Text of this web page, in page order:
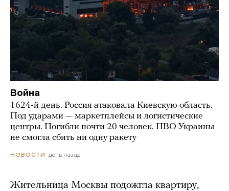
Война
1624-й день. Россия атаковала Киевскую область.
Под ударами — маркетплейсы и логистические
центры. Погибли почти 20 человек. ПВО Украины
не смогла сбить ни одну ракету
НОВОСТИ день назад
Жительница Москвы подожгла квартиру,